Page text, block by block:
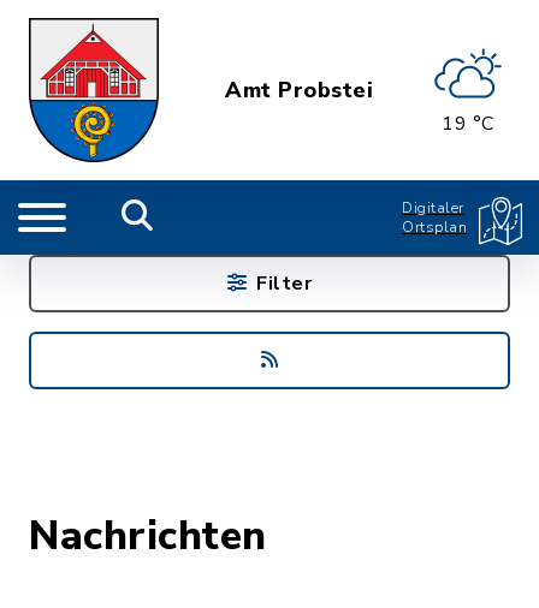
Amt Probstei
19 °C
Digitaler
Ortsplan
Nachrichten
Filter